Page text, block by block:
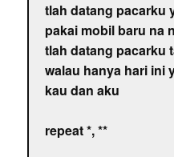
tlah datang pacarku
pakai mobil baru na
tlah datang pacarku
walau hanya hari ini
kau dan aku
repeat *, **